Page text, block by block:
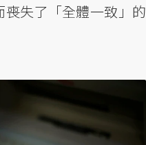
失了「全體一致」的